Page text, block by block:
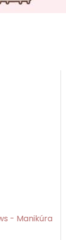
- Manikúra